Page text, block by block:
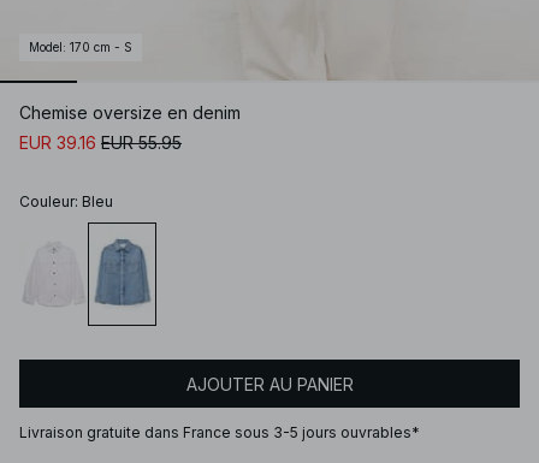
Model : 170 cm - S
Chemise oversize en denim
EUR 39.16 EUR 55.95
Couleur: Bleu
AJOUTER AU PANIER
Livraison gratuite dans France sous 3-5 jours ouvrables*